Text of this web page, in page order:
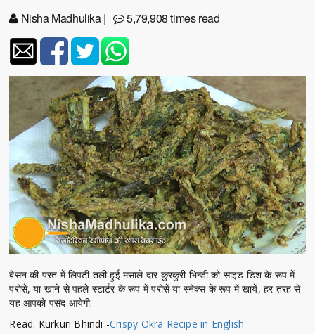
Nisha Madhulika| 5,79,908 times read
बेसन की परत में लिपटी तली हुई मसाले दार कुरकुरी भिन्डी को साइड डिश के रूप में
परोसे, या खाने से पहले स्टार्टर के रूप में परोसें या स्नेक्स के रूप में खायें, हर तरह से
यह आपको पसंद आयेगी.
Read: Kurkuri Bhindi -Crispy Okra Recipe in English